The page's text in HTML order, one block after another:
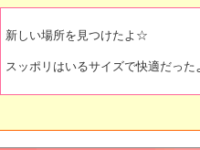
新しい場所を見つけたよ☆
スッポリはいるサイズで快適だった